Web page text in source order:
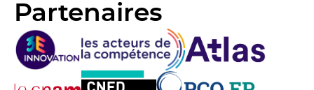
publications
Partenaires